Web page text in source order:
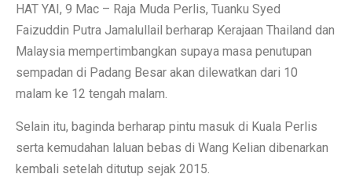
HAT YAI, 9 Mac – Raja Muda Perlis, Tuanku Syed
Faizuddin Putra Jamalullail berharap Kerajaan Thailand dan
Malaysia mempertimbangkan supaya masa penutupan
sempadan di Padang Besar akan dilewatkan dari 10
malam ke 12 tengah malam.
Selain itu, baginda berharap pintu masuk di Kuala Perlis
serta kemudahan laluan bebas di Wang Kelian dibenarkan
kembali setelah ditutup sejak 2015.